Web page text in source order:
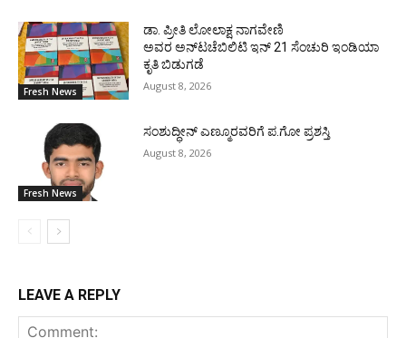
Fresh News
ಡಾ. ಪ್ರೀತಿ ಲೋಲಾಕ್ಷ ನಾಗವೇಣಿ
ಅವರ ಅನ್‌ಟಚೆಬಿಲಿಟಿ ಇನ್ 21 ಸೆಂಚುರಿ ಇಂಡಿಯಾ
ಕೃತಿ ಬಿಡುಗಡೆ
August 8, 2026
Fresh News
ಸಂಶುದ್ಧೀನ್ ಎಣ್ಮೂರವರಿಗೆ ಪ.ಗೋ ಪ್ರಶಸ್ತಿ
August 8, 2026
LEAVE A REPLY